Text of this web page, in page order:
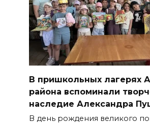
В пришкольных лагерях
района вспоминали
наследие Александра
В день рождения великого